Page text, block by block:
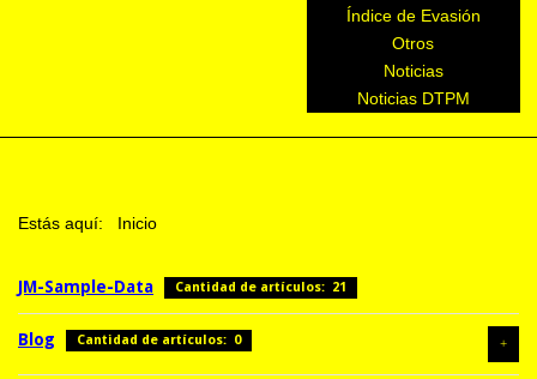
Índice de Evasión
Otros
Noticias
Noticias DTPM
Estás aquí: Inicio
JM-Sample-Data Cantidad de artículos: 21
Blog Cantidad de artículos: 0